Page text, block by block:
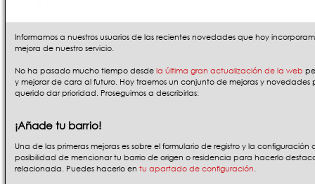
Informamos a nuestros usuarios de las recientes novedades que hoy
mejora de nuestro servicio.
No ha pasado mucho tiempo desdela última gran actualización de la web
y mejorar de cara al futuro. Hoy traemos un conjunto de mejoras y novedades
querido dar prioridad. Proseguimos a describirlas:
¡Añade tu barrio!
Una de las primeras mejoras es sobre el formulario de registro y la
posibilidad de mencionar tu barrio de origen o residencia para hacerlo
relacionada. Puedes hacerlo en tu apartado de configuración.